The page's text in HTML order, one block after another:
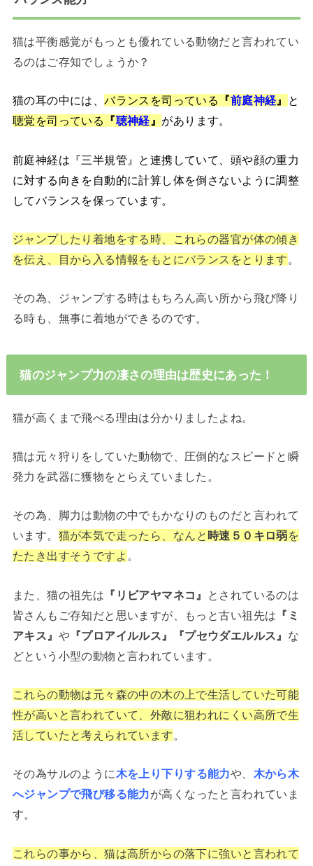
猫は平衡感覚がもっとも優れている動物だと言われてい
るのはご存知でしょうか？
猫の耳の中には、バランスを司っている 『前庭神経 』
と
聴覚を司っている
『聴神経 』 があります。
前庭神経は『三半規管』と連携していて、頭や顔の重力
に対する向きを自動的に計算し体を倒さないように調整
してバランスを保っています。
ジャンプしたり着地をする時、これらの器官が体の傾き
を伝え、目から入る情報をもとにバランスをとります 。
その為、ジャンプする時はもちろん高い所から飛び降り
る時も、無事に着地ができるのです。
猫のジャンプ力の凄さの理由は歴史にあった！
猫が高くまで飛べる理由は分かりましたよね。
猫は元々狩りをしていた動物で、圧倒的なスピードと瞬
発力を武器に獲物をとらえていました。
その為、脚力は動物の中でもかなりのものだと言われて
います。 猫が本気で走ったら、なんと 時速５０キロ弱を
たたき出すそうですよ 。
また、猫の祖先は 『リビアヤマネコ』
とされているのは
皆さんもご存知だと思いますが、もっと古い祖先は 『ミ
アキス』 や『プロアイルルス』『プセウダエルルス』 な
どという小型の動物と言われています。
これらの動物は元々森の中の木の上で生活していた可能
性が高いと言われていて、外敵に狙われにくい高所で生
活していたと考えられています 。
その為サルのように木を上り下りする能力や、 木から木
へジャンプで飛び移る能力が高くなったと言われていま
す。
これらの事から、猫は高所からの落下に強いと言われて